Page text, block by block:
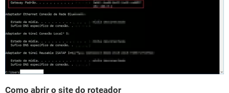
Como abrir o site do roteador